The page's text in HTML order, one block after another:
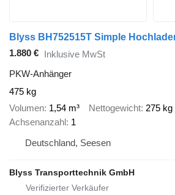
Blyss BH752515T Simple
1.880 € Inklusive MwSt
PKW-Anhänger
475 kg
Volumen 1,54 m³ Nettogewicht 275 kg
Achsenanzahl 1
Deutschland, Seesen
Blyss Transporttechnik GmbH